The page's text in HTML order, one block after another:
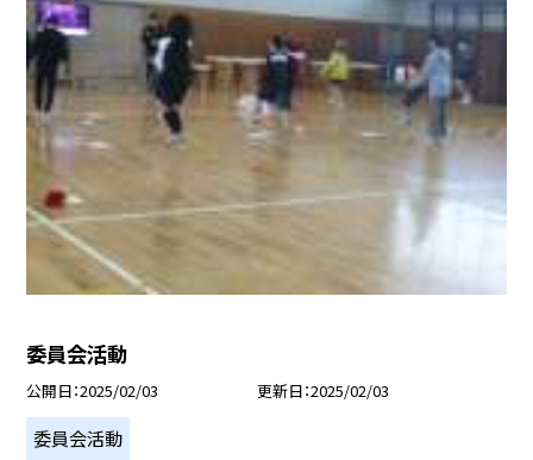
委員会活動
公開日 2025/02/03 更新日 2025/02/03
委員会活動